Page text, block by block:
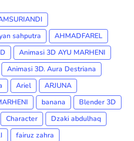
sahputra
AHMADFAREL
Animasi 3D AYU MARHENI
Animasi 3D. Aura Destriana
Ariel
ARJUNA
banana
Blender 3D
Character
Dzaki abdulhaq
fairuz zahra